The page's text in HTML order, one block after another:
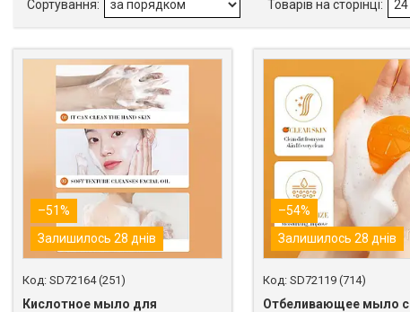
–51%
Залишилось 28 днів
SD72164 (251)
Кислотное мыло для
–54%
Залишилось 28 днів
SD72119 (714)
Отбеливающее мыло с